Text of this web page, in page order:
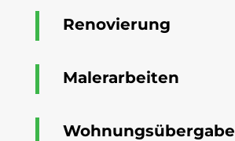
Renovierung
Malerarbeiten
Wohnungsübergabe